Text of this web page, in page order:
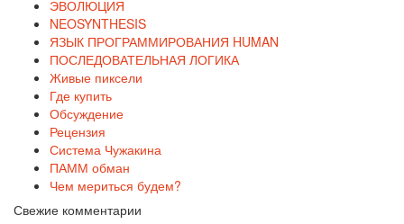
ЭВОЛЮЦИЯ
NEOSYNTHESIS
ЯЗЫК ПРОГРАММИРОВАНИЯ HUMAN
ПОСЛЕДОВАТЕЛЬНАЯ ЛОГИКА
Живые пиксели
Где купить
Обсуждение
Рецензия
Система Чужакина
ПАММ обман
Чем мериться будем?
Свежие комментарии